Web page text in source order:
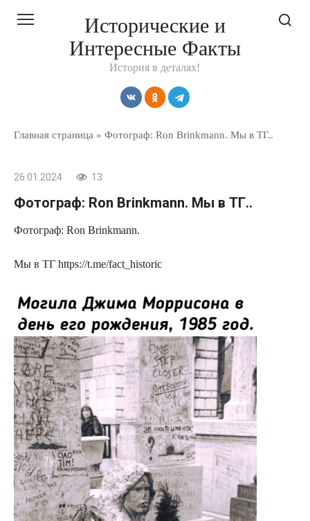
Исторические и
Интересные Факты
История в деталях!
Главная страница » Фотограф: Ron Brinkmann. Мы в ТГ..
26.01.2024 13
Фотограф: Ron Brinkmann. Мы в ТГ..
Фотограф: Ron Brinkmann.
Мы в ТГ https://t.me/fact_historic